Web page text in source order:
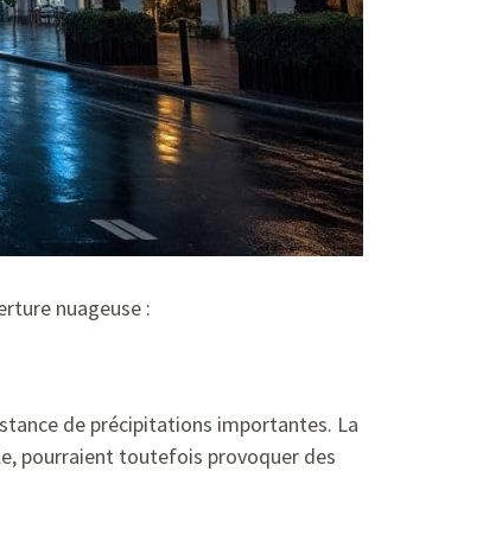
nuageuse :
de précipitations importantes. La
pourraient toutefois provoquer des